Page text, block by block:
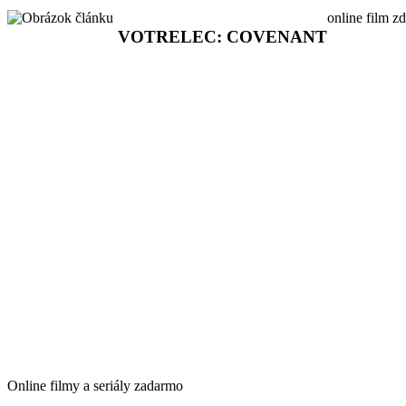
VOTRELEC: COVENANT
online film
Online filmy a seriály zadarmo